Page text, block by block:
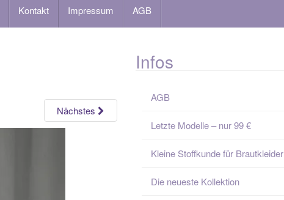
Kontakt Impressum AGB
Nächstes
Infos
AGB
Letzte Modelle – nur 99 €
Kleine Stoffkunde für Brautkleider
Die neueste Kollektion